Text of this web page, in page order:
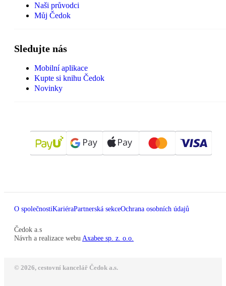
Naši průvodci
Můj Čedok
Sledujte nás
Mobilní aplikace
Kupte si knihu Čedok
Novinky
O společnostiKariéraPartnerská sekceOchrana osobních údajů
Čedok a.s
Návrh a realizace webu Axabee sp. z. o.o.
© 2026, cestovní kancelář Čedok a.s.